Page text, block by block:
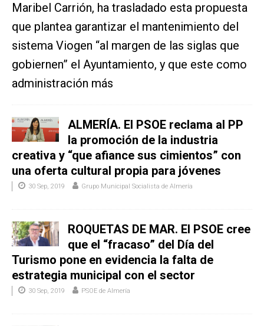
Maribel Carrión, ha trasladado esta propuesta
que plantea garantizar el mantenimiento del
sistema Viogen “al margen de las siglas que
gobiernen” el Ayuntamiento, y que este como
administración más
ALMERÍA. El PSOE reclama al PP
la promoción de la industria
creativa y “que afiance sus cimientos” con
una oferta cultural propia para jóvenes
30 Sep, 2019 Grupo Municipal Socialista de Almería
ROQUETAS DE MAR. El PSOE cree
que el “fracaso” del Día del
Turismo pone en evidencia la falta de
estrategia municipal con el sector
30 Sep, 2019 PSOE de Almería